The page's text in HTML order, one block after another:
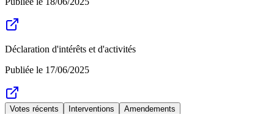
Déclaration d'intérêts et d'activités
Publiée le 17/06/2025
Votes récents Interventions Amendements